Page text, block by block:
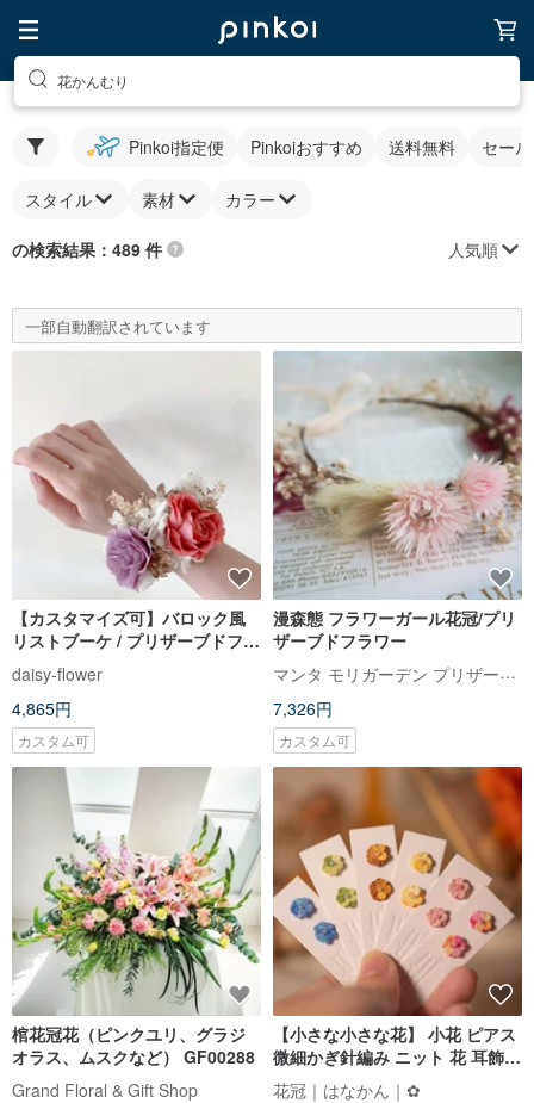
花かんむり
Pinkoi指定便 Pinkoiおすすめ 送料無料 セー
スタイル 素材 カラー
の検索結果：489 件 人気順
一部自動翻訳されています
【カスタマイズ可】バロック風
リストブーケ / プリザーブドフラ
ワー / 結婚式プチギフト (直径
10cm)
daisy-flower
4,865円
カスタム可
漫森態 フラワーガール花冠/プリ
ザーブドフラワー
マンタ モリガーデン プリザーブドフラワー
7,326円
カスタム可
棺花冠花（ピンクユリ、グラジ
オラス、ムスクなど） GF00288
Grand Floral & Gift Shop
【小さな小さな花】 小花 ピアス
微細かぎ針編み ニット 花 耳飾り
イヤリング 手作り ミニ ピアス
花冠｜はなかん｜✿